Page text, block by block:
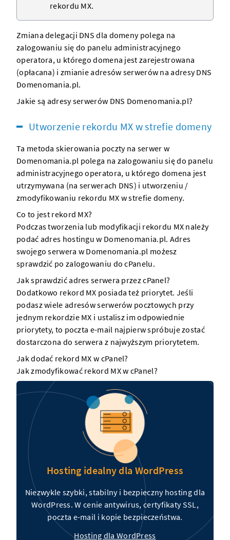
rekordu MX.
Zmiana delegacji DNS dla domenypolega na
zalogowaniu się do panelu administracyjnego
operatora, u któregodomena jest zarejestrowana
(opłacana) i zmianie adresów serwerów na adresy DNS
Domenomania.pl.
Jakie są adresy serwerów DNS Domenomania.pl?
Utworzenie rekordu MX w strefie domeny
Ta metoda skierowania poczty na serwer w
Domenomania.pl polega na zalogowaniu się do panelu
administracyjnego operatora, u którego domena jest
utrzymywana (na serwerach DNS) i utworzeniu /
zmodyfikowaniu rekordu MX w strefie domeny.
Co to jest rekord MX?
Podczas tworzenia lub modyfikacji rekordu MX należy
podać adres hostingu w Domenomania.pl. Adres
swojegoserwera w Domenomania.pl możesz
sprawdzić po zalogowaniu do cPanelu.
Jak sprawdzić adres serwera przez cPanel?
Dodatkowo rekord MX posiada też priorytet. Jeśli
podasz wiele adresówserwerów pocztowych przy
jednym rekordzie MX i ustalisz im odpowiednie
priorytety, to poczta e-mail najpierw spróbuje zostać
dostarczona do serwera z najwyższym priorytetem.
Jak dodać rekord MX w cPanel?
Jak zmodyfikować rekord MX w cPanel?
Hosting idealny dla WordPress
Niezwykle szybki, stabilny i bezpieczny hosting dla
WordPress. W cenie antywirus, certyfikaty SSL,
poczta e-mail i kopie bezpieczeństwa.
Hosting dla WordPress